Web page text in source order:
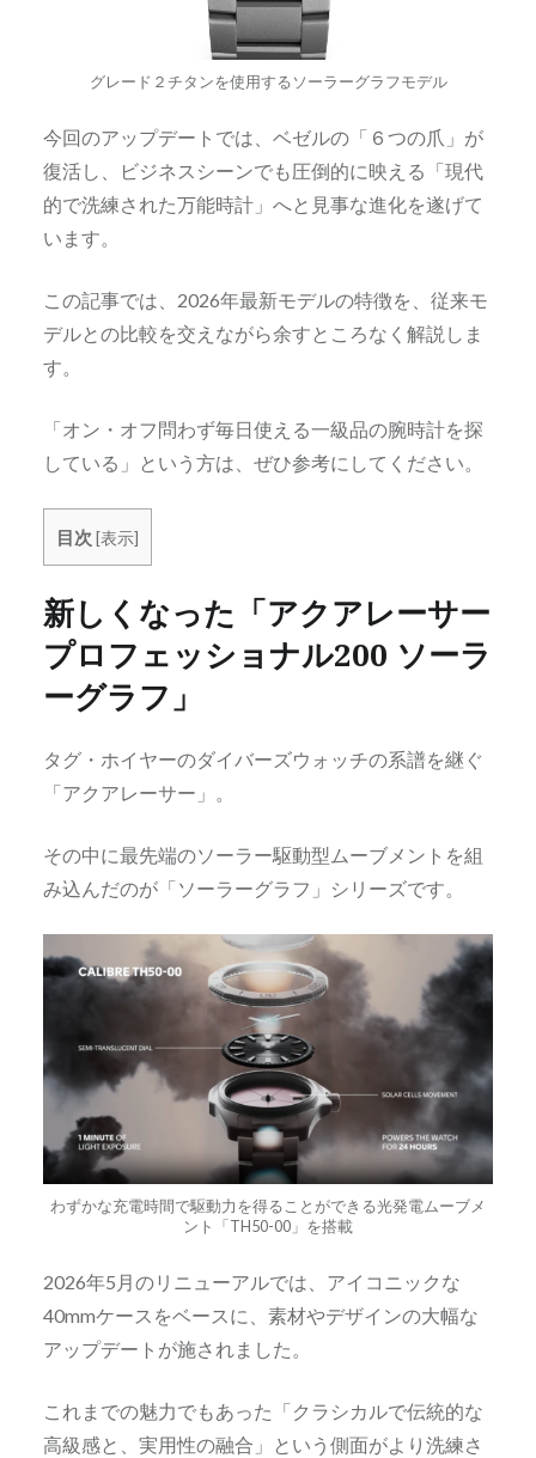
グレード２チタンを使用するソーラーグラフモデル
今回のアップデートでは、ベゼルの「６つの爪」が
復活し、ビジネスシーンでも圧倒的に映える「現代
的で洗練された万能時計」へと見事な進化を遂げて
います。
この記事では、2026年最新モデルの特徴を、従来モ
デルとの比較を交えながら余すところなく解説しま
す。
「オン・オフ問わず毎日使える一級品の腕時計を探
している」という方は、ぜひ参考にしてください。
目次 [表示]
新しくなった「アクアレーサー
プロフェッショナル200 ソーラ
ーグラフ」
タグ・ホイヤーのダイバーズウォッチの系譜を継ぐ
「アクアレーサー」。
その中に最先端のソーラー駆動型ムーブメントを組
み込んだのが「ソーラーグラフ」シリーズです。
わずかな充電時間で駆動力を得ることができる光発電ムーブメ
ント「TH50-00」を搭載
2026年5月のリニューアルでは、アイコニックな
40mmケースをベースに、素材やデザインの大幅な
アップデートが施されました。
これまでの魅力でもあった「クラシカルで伝統的な
高級感と、実用性の融合」という側面がより洗練さ